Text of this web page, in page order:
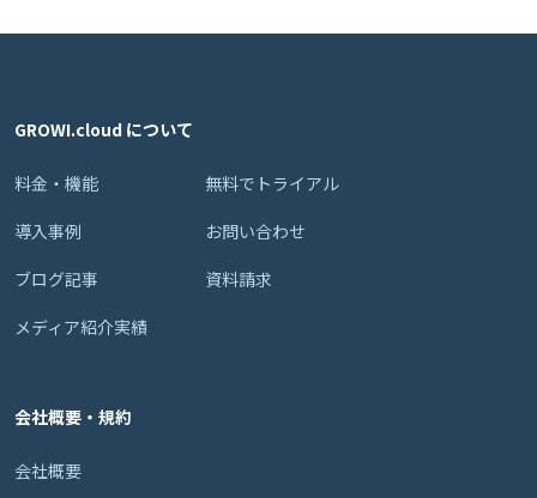
GROWI.cloud について
料金・機能
導入事例
ブログ記事
メディア紹介実績
無料でトライアル
お問い合わせ
資料請求
会社概要・規約
会社概要